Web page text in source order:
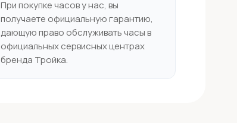
При покупке часов у нас, вы
получаете официальную гарантию,
дающую право обслуживать часы в
официальных сервисных центрах
бренда Тройка.